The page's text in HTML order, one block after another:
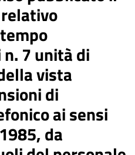
7 unità di
vista
di
ai sensi
da